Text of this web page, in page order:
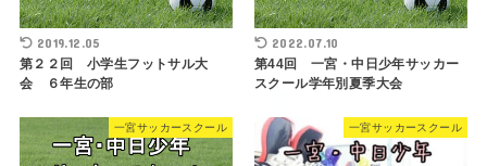
2019.12.05
第２２回 小学生フットサル大
会 ６年生の部
2022.07.10
第44回 一宮・中日少年サッカー
スクール学年別夏季大会
一宮サッカースクール 一宮サッカースクール